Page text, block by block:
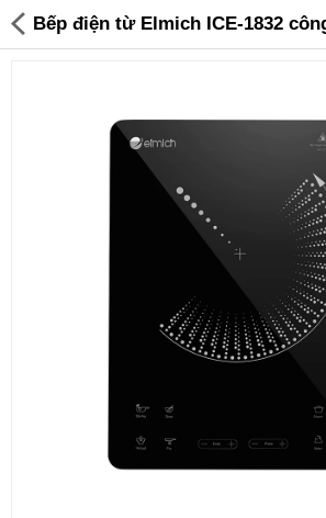
Đồ gia dụng & Nhà cửa